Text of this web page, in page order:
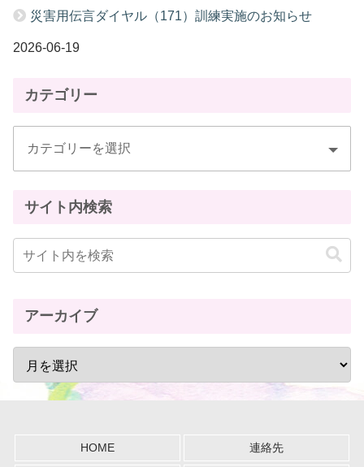
災害用伝言ダイヤル（171）訓練実施のお知らせ
2026-06-19
カテゴリー
サイト内検索
アーカイブ
HOME 連絡先